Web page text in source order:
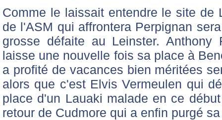
Comme le laissait entendre le site de
de l'ASM qui affrontera Perpignan
grosse défaite au Leinster. Anthony
laisse une nouvelle fois sa place à
a profité de vacances bien méritées
alors que c'est Elvis Vermeulen qui
place d'un Lauaki malade en ce
retour de Cudmore qui a enfin purgé